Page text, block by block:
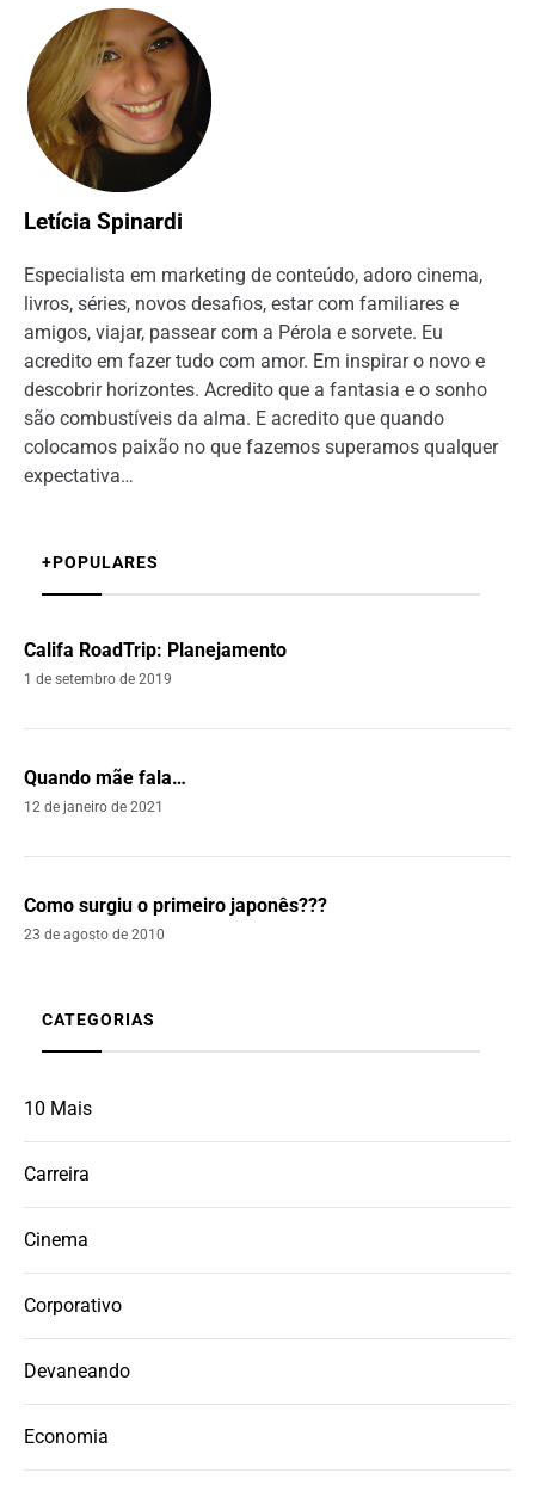
Letícia Spinardi
Especialista em marketing de conteúdo, adoro cinema,
livros, séries, novos desafios, estar com familiares e
amigos, viajar, passear com a Pérola e sorvete. Eu
acredito em fazer tudo com amor. Em inspirar o novo e
descobrir horizontes. Acredito que a fantasia e o sonho
são combustíveis da alma. E acredito que quando
colocamos paixão no que fazemos superamos qualquer
expectativa…
+POPULARES
Califa RoadTrip: Planejamento
1 de setembro de 2019
Quando mãe fala…
12 de janeiro de 2021
Como surgiu o primeiro japonês???
23 de agosto de 2010
CATEGORIAS
10 Mais
Carreira
Cinema
Corporativo
Devaneando
Economia